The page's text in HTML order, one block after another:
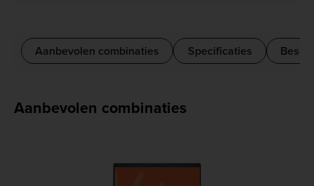
Aanbevolen combinaties Specificaties
Aanbevolen combinaties